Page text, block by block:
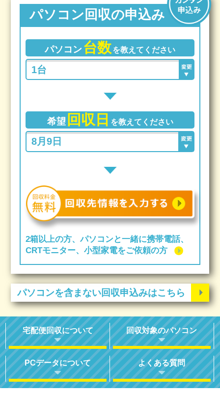
パソコン回収の申込み
パソコン 台数を教えてください
希望 回収日 を教えてください
2箱以上の方、パソコンと一緒に携帯電話、
CRTモニター、小型家電をご依頼の方
パソコンを含まない回収申込みはこちら
宅配便回収について 回収対象のパソコン
PCデータについて よくある質問